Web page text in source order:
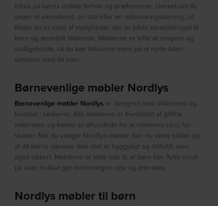
fokus på børns unikke behov og præferencer. Uanset om du
søger et skrivebord, en stol eller en opbevaringsløsning, så
finder du et væld af muligheder, der er både skræddersyet til
børn og æstetisk tiltalende. Møblerne er lette at rengøre og
vedligeholde, så du kan fokusere mere på at nyde tiden
sammen med dit barn.
Børnevenlige møbler Nordlys
Børnevenlige møbler Nordlys er designet med sikkerhed og
komfort i tankerne. Alle møblerne er fremstillet af giftfrie
materialer, og kanter er afrundede for at minimere risici for
skader. Når du vælger Nordlys-møbler, kan du være sikker på,
at dit barns værelse ikke blot er hyggeligt og stilfuldt, men
også sikkert. Møblerne er lette nok til, at børn kan flytte rundt
på dem, hvilket gør indretningen sjov og interaktiv.
Nordlys møbler til børn